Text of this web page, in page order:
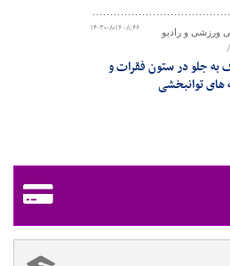
۱۴۰۳-۰۸-۱۶ ۰۸:۴۶
ورزشی و رادیو
به جلو در ستون فقرات و
های توانبخشی